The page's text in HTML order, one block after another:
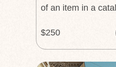
of an item in a
$250